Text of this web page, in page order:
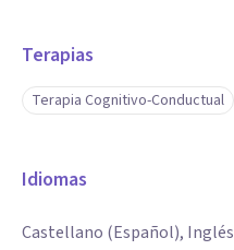
Terapias
Terapia Cognitivo-Conductual
Idiomas
Castellano (Español), Inglés